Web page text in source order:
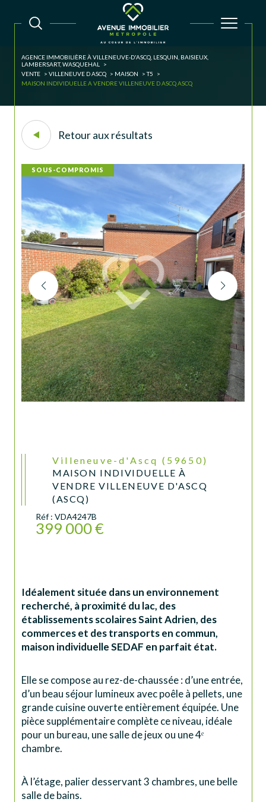
AGENCE IMMOBILIÈRE À VILLENEUVE-D'ASCQ, LESQUIN, BAISIEUX,
LAMBERSART, WASQUEHAL
VENTE
VILLENEUVE D ASCQ MAISON
T5
MAISON INDIVIDUELLE A VENDRE VILLENEUVE D ASCQ ASCQ
Retour aux résultats
SOUS-COMPROMIS
Villeneuve-d'Ascq (59650)
MAISON INDIVIDUELLE À
VENDRE VILLENEUVE D'ASCQ
(ASCQ)
Réf : VDA4247B
399 000 €
Idéalement située dans un environnement
recherché, à proximité du lac, des
établissements scolaires Saint Adrien, des
commerces et des transports en commun,
maison individuelle SEDAF en parfait état.
Elle se compose au rez-de-chaussée : d’une entrée,
d’un beau séjour lumineux avec poêle à pellets, une
grande cuisine ouverte entièrement équipée. Une
pièce supplémentaire complète ce niveau, idéale
pour un bureau, une salle de jeux ou une 4ᵉ
chambre.
À l’étage, palier desservant 3 chambres, une belle
salle de bains.